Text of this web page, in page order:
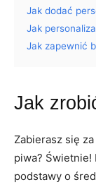
Jak dodać
Jak
Jak zapewnić
Jak
Zabierasz się
piwa?
podstawy o